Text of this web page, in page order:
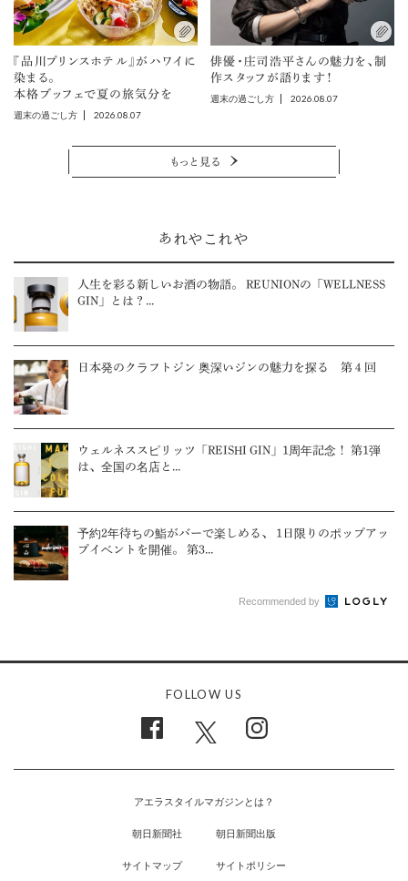
『品川プリンスホテル』がハワイに
染まる。
本格ブッフェで夏の旅気分を
週末の過ごし方 2026.08.07
俳優・庄司浩平さんの魅力を、制
作スタッフが語ります！
週末の過ごし方 2026.08.07
もっと見る
あれやこれや
人生を彩る新しいお酒の物語。 REUNIONの「WELLNESS
GIN」とは？...
日本発のクラフトジン 奥深いジンの魅力を探る 第４回
ウェルネススピリッツ「REISHI GIN」1周年記念！ 第1弾
は、全国の名店と...
予約2年待ちの鮨がバーで楽しめる、 1日限りのポップアッ
プイベントを開催。 第3...
Recommended by
FOLLOW US
アエラスタイルマガジンとは？
朝日新聞社 朝日新聞出版
サイトマップ サイトポリシー